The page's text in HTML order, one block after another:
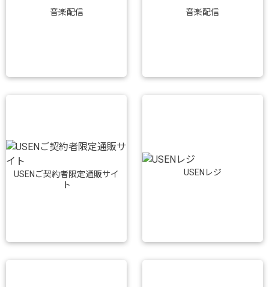
音楽配信 音楽配信
USENご契約者限定通販サイ
ト
USENレジ